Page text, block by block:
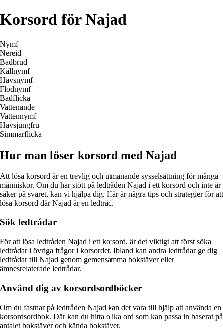
Korsord för Najad
Nymf
Nereid
Badbrud
Källnymf
Havsnymf
Flodnymf
Badflicka
Vattenande
Vattennymf
Havsjungfru
Simmarflicka
Hur man löser korsord med Najad
Att lösa korsord är en trevlig och utmanande sysselsättning för många
människor. Om du har stött på ledtråden Najad i ett korsord och inte är
säker på svaret, kan vi hjälpa dig. Här är några tips och strategier för att
lösa korsord där Najad är en ledtråd.
Sök ledtrådar
För att lösa ledtråden Najad i ett korsord, är det viktigt att först söka
ledtrådar i övriga frågor i korsordet. Ibland kan andra ledtrådar ge dig
ledtrådar till Najad genom gemensamma bokstäver eller
ämnesrelaterade ledtrådar.
Använd dig av korsordsordböcker
Om du fastnar på ledtråden Najad kan det vara till hjälp att använda en
korsordsordbok. Där kan du hitta olika ord som kan passa in baserat på
antalet bokstäver och kända bokstäver.